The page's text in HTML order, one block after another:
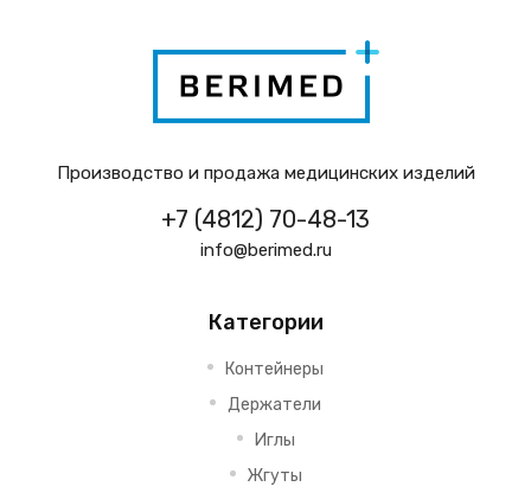
Производство и продажа медицинских изделий
+7 (4812) 70-48-13
info@berimed.ru
Категории
Контейнеры
Держатели
Иглы
Жгуты